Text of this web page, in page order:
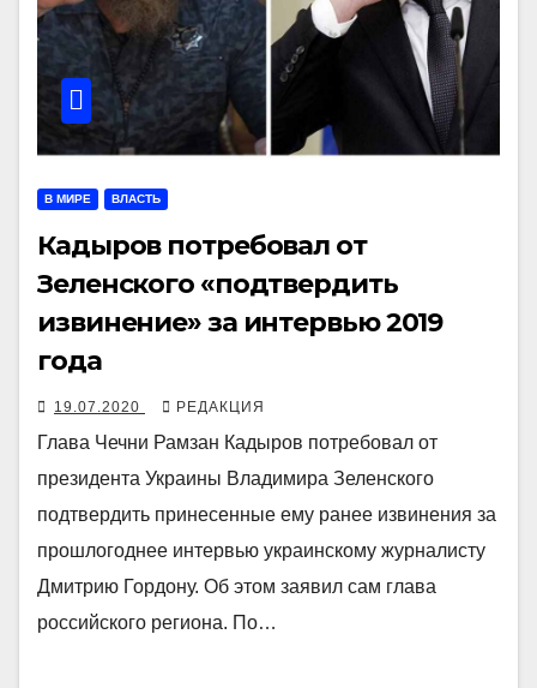
В МИРЕ ВЛАСТЬ
Кадыров потребовал от
Зеленского «подтвердить
извинение» за интервью 2019
года
19.07.2020 РЕДАКЦИЯ
Глава Чечни Рамзан Кадыров потребовал от
президента Украины Владимира Зеленского
подтвердить принесенные ему ранее извинения за
прошлогоднее интервью украинскому журналисту
Дмитрию Гордону. Об этом заявил сам глава
российского региона. По…